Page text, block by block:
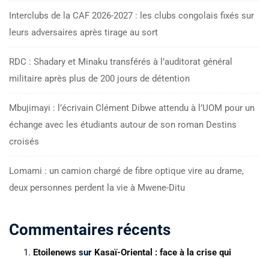
Interclubs de la CAF 2026-2027 : les clubs congolais fixés sur
leurs adversaires après tirage au sort
RDC : Shadary et Minaku transférés à l’auditorat général
militaire après plus de 200 jours de détention
Mbujimayi : l’écrivain Clément Dibwe attendu à l’UOM pour un
échange avec les étudiants autour de son roman Destins
croisés
Lomami : un camion chargé de fibre optique vire au drame,
deux personnes perdent la vie à Mwene-Ditu
Commentaires récents
Etoilenews sur Kasaï-Oriental : face à la crise qui